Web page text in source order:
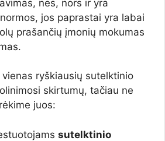
nes, nors ir yra
jos paprastai yra labai
prašančių įmonių mokumas
ryškiausių sutelktinio
skirtumų, tačiau ne
juos:
sutelktinio